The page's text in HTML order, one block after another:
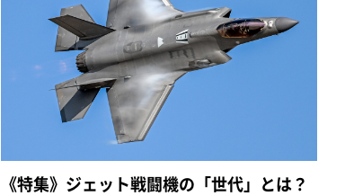
《特集》ジェット戦闘機の「世代」とは？